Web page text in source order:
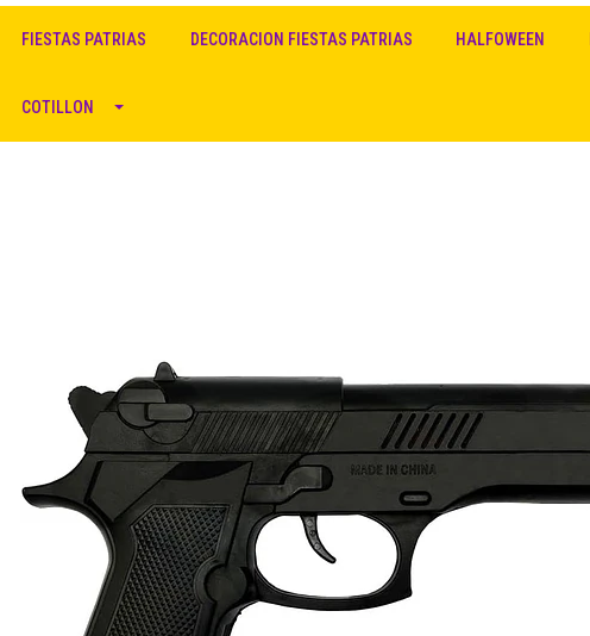
FIESTAS PATRIAS DECORACION FIESTAS PATRIAS HALFOWEEN
COTILLON